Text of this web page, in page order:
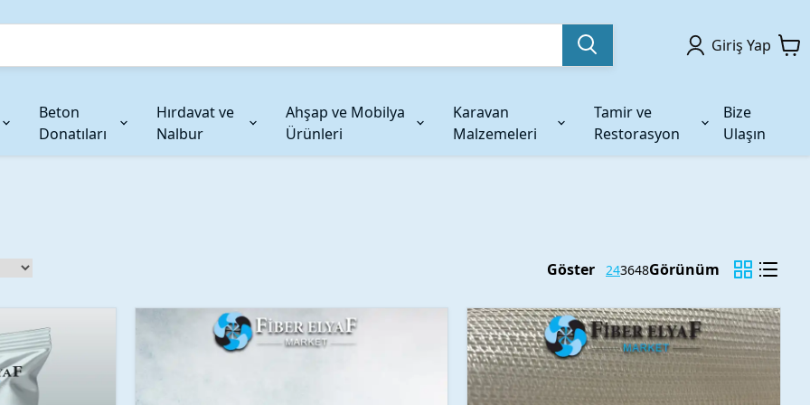
Giriş Yap
Beton
Donatıları
Hırdavat ve
Nalbur
Ahşap ve Mobilya
Ürünleri
Karavan
Malzemeleri
Tamir ve
Restorasyon
Bize
Ulaşın
Göster 243648Görünüm